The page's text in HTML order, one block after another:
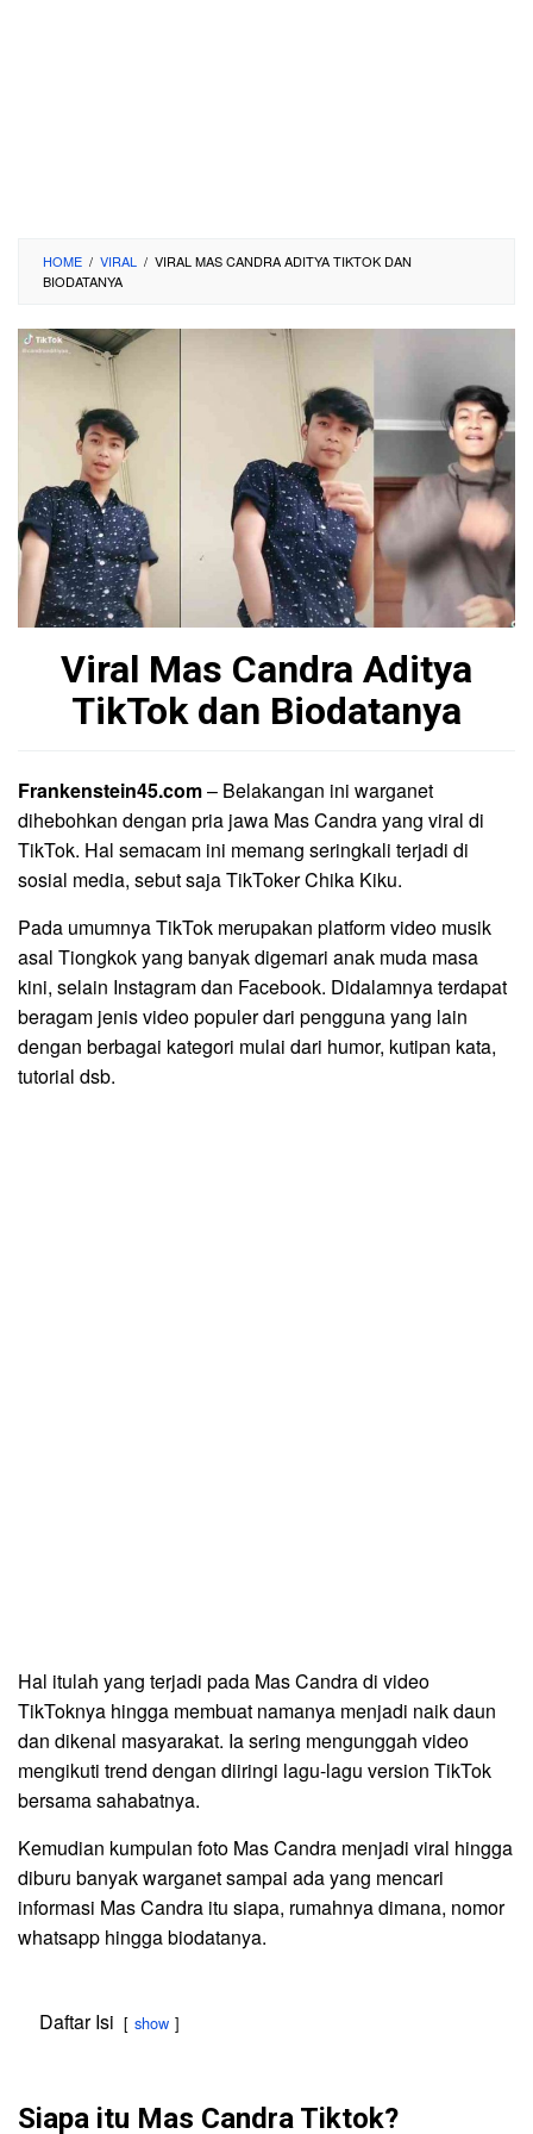
HOME / VIRAL / VIRAL MAS CANDRA ADITYA TIKTOK DAN
BIODATANYA
Viral Mas Candra Aditya
TikTok dan Biodatanya
Frankenstein45.com– Belakangan ini warganet
dihebohkan dengan pria jawa Mas Candra yang viral di
TikTok. Hal semacam ini memang seringkali terjadi di
sosial media, sebut saja TikToker Chika Kiku.
Pada umumnya TikTok merupakan platform video musik
asal Tiongkok yang banyak digemari anak muda masa
kini, selain Instagram dan Facebook. Didalamnya terdapat
beragam jenis video populer dari pengguna yang lain
dengan berbagai kategori mulai dari humor, kutipan kata,
tutorial dsb.
Hal itulah yang terjadi pada Mas Candra di video
TikToknya hingga membuat namanya menjadi naik daun
dan dikenal masyarakat. Ia sering mengunggah video
mengikuti trend dengan diiringi lagu-lagu version TikTok
bersama sahabatnya.
Kemudian kumpulan foto Mas Candra menjadi viral hingga
diburu banyak warganet sampai ada yang mencari
informasi Mas Candra itu siapa, rumahnya dimana, nomor
whatsapp hingga biodatanya.
Daftar Isi show
Siapa itu Mas Candra Tiktok?